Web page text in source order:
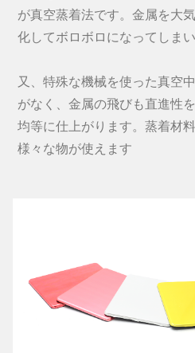
が真空蒸着法です。金属を大
化してボロボロになってしま
又、特殊な機械を使った真空
がなく、金属の飛びも直進性
均等に仕上がります。蒸着材
様々な物が使えます